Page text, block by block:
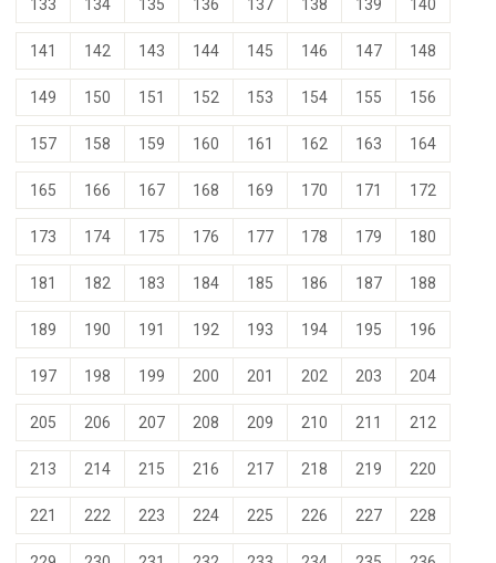
133 134 135 136 137 138 139 140
141 142 143 144 145 146 147 148
149 150 151 152 153 154 155 156
157 158 159 160 161 162 163 164
165 166 167 168 169 170 171 172
173 174 175 176 177 178 179 180
181 182 183 184 185 186 187 188
189 190 191 192 193 194 195 196
197 198 199 200 201 202 203 204
205 206 207 208 209 210 211 212
213 214 215 216 217 218 219 220
221 222 223 224 225 226 227 228